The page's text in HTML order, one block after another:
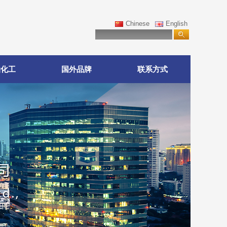
Chinese English
工 国外品牌 联系方式